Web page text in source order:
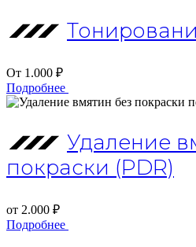
От 1.000 ₽
Подробнее
Удаление
покраски (PDR)
от 2.000 ₽
Подробнее